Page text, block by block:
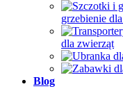
grzebienie
dla zwierząt
Blog